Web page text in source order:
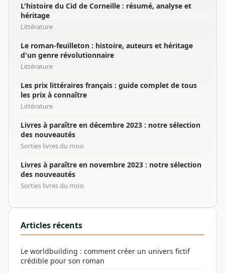
L'histoire du Cid de Corneille : résumé, analyse et
héritage
Littérature
Le roman-feuilleton : histoire, auteurs et héritage
d'un genre révolutionnaire
Littérature
Les prix littéraires français : guide complet de tous
les prix à connaître
Littérature
Livres à paraître en décembre 2023 : notre sélection
des nouveautés
Sorties livres du mois
Livres à paraître en novembre 2023 : notre sélection
des nouveautés
Sorties livres du mois
Articles récents
Le worldbuilding : comment créer un univers fictif
crédible pour son roman